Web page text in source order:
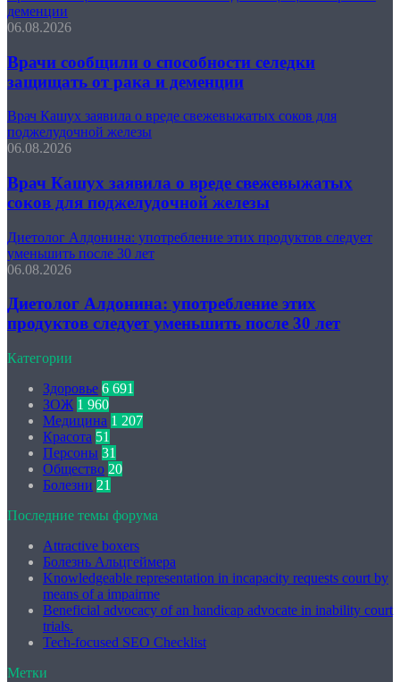
деменции
06.08.2026
Врачи сообщили о способности селедки
защищать от рака и деменции
Врач Кашух заявила о вреде свежевыжатых соков для
поджелудочной железы
06.08.2026
Врач Кашух заявила о вреде свежевыжатых
соков для поджелудочной железы
Диетолог Алдонина: употребление этих продуктов следует
уменьшить после 30 лет
06.08.2026
Диетолог Алдонина: употребление этих
продуктов следует уменьшить после 30 лет
Категории
Здоровье 6 691
ЗОЖ 1 960
Медицина 1 207
Красота 51
Персоны 31
Общество 20
Болезни 21
Последние темы форума
Attractive boxers
Болезнь Альцгеймера
Knowledgeable representation in incapacity requests court by
means of a impairme
Beneficial advocacy of an handicap advocate in inability court
trials.
Tech-focused SEO Checklist
Метки